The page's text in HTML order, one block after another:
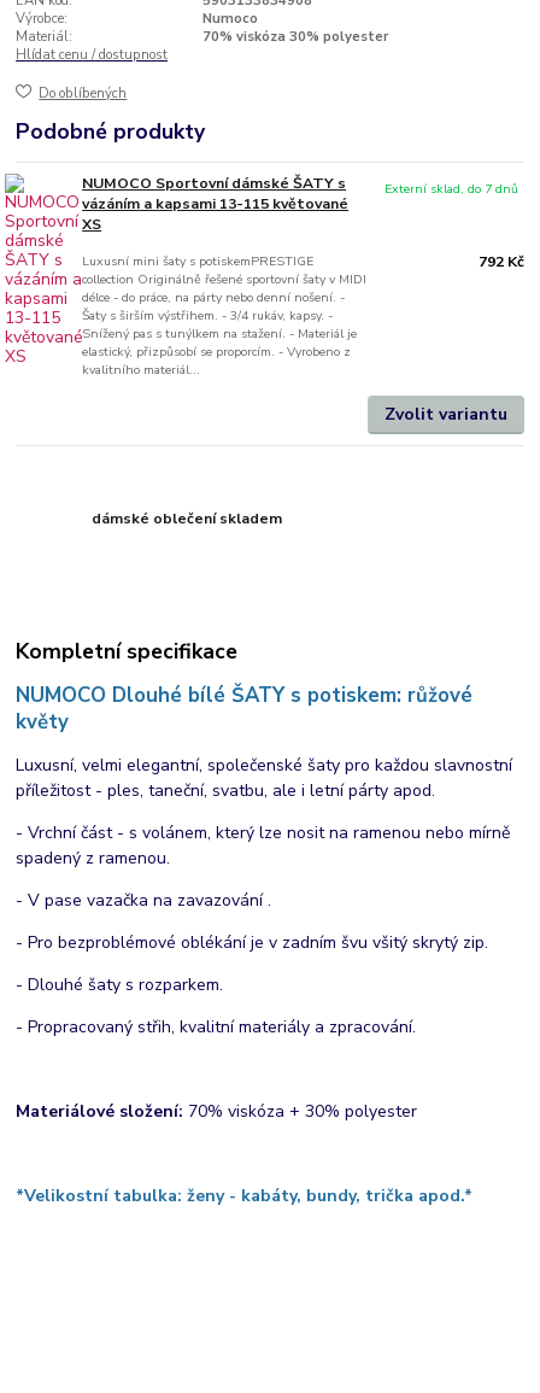
Výrobce:
Numoco
Materiál:
70% viskóza 30% polyester
Hlídat cenu / dostupnost
Do oblíbených
Podobné produkty
NUMOCO Sportovní dámské ŠATY s
vázáním a kapsami 13-115 květované
XS
Luxusní mini šaty s potiskemPRESTIGE
collection Originálně řešené sportovní šaty v MIDI
délce - do práce, na párty nebo denní nošení. -
Šaty s širším výstřihem. - 3/4 rukáv, kapsy. -
Snížený pas s tunýlkem na stažení. - Materiál je
elastický, přizpůsobí se proporcím. - Vyrobeno z
kvalitního materiál...
792 Kč
Externí sklad, do 7 dnů
Zvolit variantu
dámské oblečení skladem
Kompletní specifikace
NUMOCO Dlouhé bílé ŠATY s potiskem: růžové
květy
Luxusní, velmi elegantní, společenské šaty pro každou slavnostní
příležitost - ples, taneční, svatbu, ale i letní párty apod.
- Vrchní část - s volánem, který lze nosit na ramenou nebo mírně
spadený z ramenou.
- V pase vazačka na zavazování .
- Pro bezproblémové oblékání je v zadním švu všitý skrytý zip.
- Dlouhé šaty s rozparkem.
- Propracovaný střih, kvalitní materiály a zpracování.
Materiálové složení: 70% viskóza + 30% polyester
*Velikostní tabulka: ženy - kabáty, bundy, trička apod.*